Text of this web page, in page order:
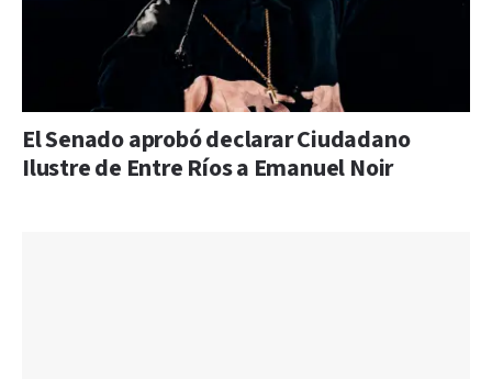
El Senado aprobó declarar Ciudadano
Ilustre de Entre Ríos a Emanuel Noir